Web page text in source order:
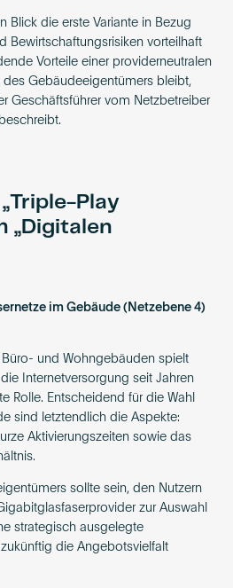
Blick die erste Variante in Bezug
Bewirtschaftungsrisiken vorteilhaft
Vorteile einer providerneutralen
Gebäudeeigentümers bleibt,
Geschäftsführer vom Netzbetreiber
Play
„Digitalen
im Gebäude (Netzebene 4)
und Wohngebäuden spielt
Internetversorgung seit Jahren
Rolle. Entscheidend für die Wahl
sind letztendlich die Aspekte:
Aktivierungszeiten sowie das
sollte sein, den Nutzern
zur Auswahl
strategisch ausgelegte
die Angebotsvielfalt